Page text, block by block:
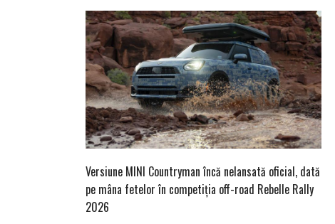
Versiune MINI Countryman încă nelansată oficial, dată
pe mâna fetelor în competiția off-road Rebelle Rally
2026